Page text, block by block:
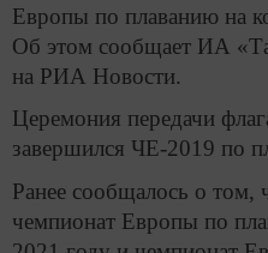
Европы по плаванию на
Об этом сообщает ИА
на РИА Новости.
Церемония передачи
завершился ЧЕ-2019 по
Ранее сообщалось о том,
чемпионат Европы по